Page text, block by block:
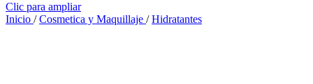
Clic para ampliar
Inicio / Cosmetica y Maquillaje / Hidratantes